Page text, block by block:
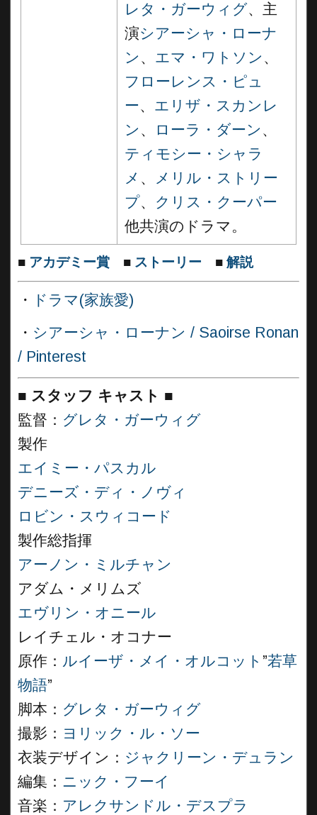
レタ・ガーウィグ、主
演シアーシャ・ローナ
ン 、 エマ・ワトソン 、
フローレンス・ピュ
ー、 エリザ・スカンレ
ン 、 ローラ・ダーン 、
ティモシー・シャラ
メ 、
メリル・ストリー
プ、 クリス・クーパー
他共演のドラマ。
■ アカデミー賞 ■ ストーリー ■ 解説
・
ドラマ(家族愛)
・ シアーシャ・ローナン / Saoirse Ronan
/ Pinterest
■ スタッフ キャスト ■
監督： グレタ・ガーウィグ
製作
エイミー・パスカル
デニーズ・ディ・ノヴィ
ロビン・スウィコード
製作総指揮
アーノン・ミルチャン
アダム・メリムズ
エヴリン・オニール
レイチェル・オコナー
原作： ルイーザ・メイ・オルコット ”若草
物語”
脚本： グレタ・ガーウィグ
撮影： ヨリック・ル・ソー
衣装デザイン： ジャクリーン・デュラン
編集： ニック・フーイ
音楽： アレクサンドル・デスプラ